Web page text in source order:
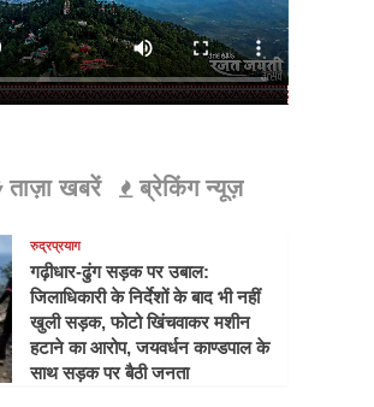
ताज़ा खबरें ब्रेकिंग न्यूज़
रुद्रप्रयाग
गढ़ीधार-ढुंग सड़क पर उबाल:
जिलाधिकारी के निर्देशों के बाद भी नहीं
खुली सड़क, फोटो खिंचवाकर मशीन
हटाने का आरोप, जयवर्धन काण्डपाल के
साथ सड़क पर बैठी जनता